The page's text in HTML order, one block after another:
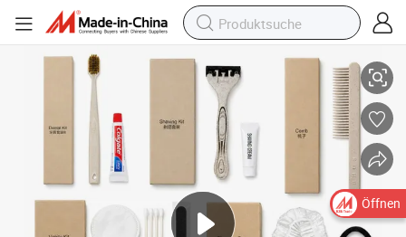
mit Karton aus Zuckerrohr
Biologisch abbaubare Hotelbadezimmer-Toilettenartikel Hotel-
Öffnen